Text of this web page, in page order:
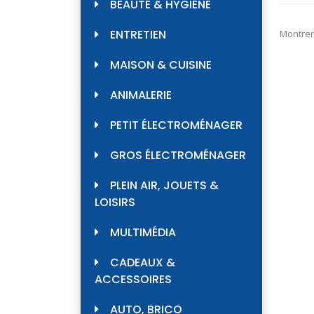
BEAUTÉ & HYGIÈNE
ENTRETIEN
MAISON & CUISINE
ANIMALERIE
PETIT ÉLECTROMÉNAGER
GROS ÉLECTROMÉNAGER
PLEIN AIR, JOUETS &
LOISIRS
MULTIMÉDIA
CADEAUX &
ACCESSOIRES
AUTO, BRICO